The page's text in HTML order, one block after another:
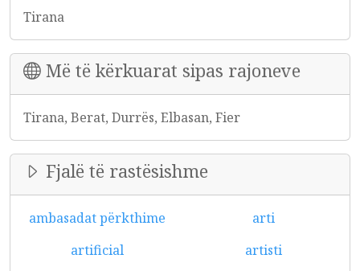
Tirana
Më të kërkuarat sipas rajoneve
Tirana, Berat, Durrës, Elbasan, Fier
Fjalë të rastësishme
ambasadat përkthime
arti
artificial
artisti